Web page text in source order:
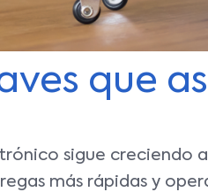
que
sigue creciendo
más rápidas y